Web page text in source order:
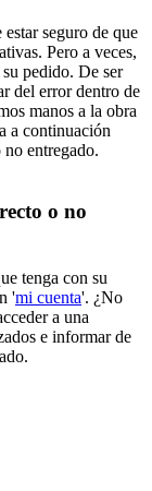
seguro de que
Pero a veces,
pedido. De ser
del error dentro de
manos a la obra
a continuación
entregado.
o no
tenga con su
'mi cuenta'. ¿No
a una
e informar de